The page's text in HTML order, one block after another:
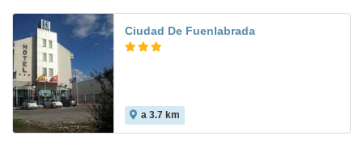
Ciudad De Fuenlabrada
a 3.7 km